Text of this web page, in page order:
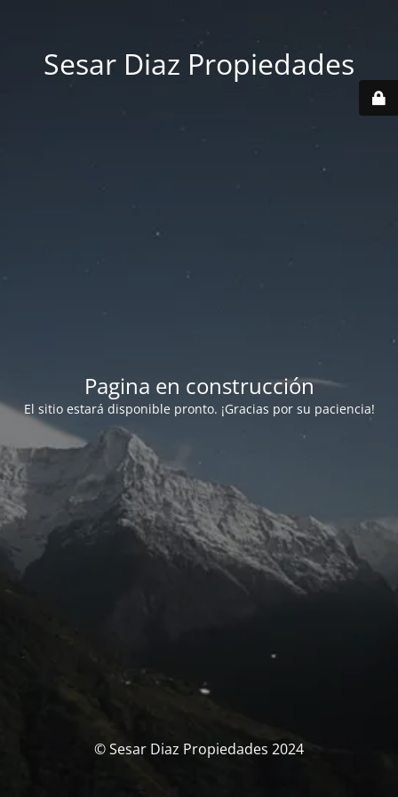
Sesar Diaz Propiedades
Pagina en construcción
El sitio estará disponible pronto. ¡Gracias por su paciencia!
© Sesar Diaz Propiedades 2024